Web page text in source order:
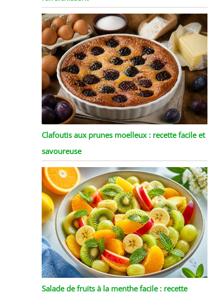
Clafoutis aux prunes moelleux : recette facile et
savoureuse
Salade de fruits à la menthe facile : recette